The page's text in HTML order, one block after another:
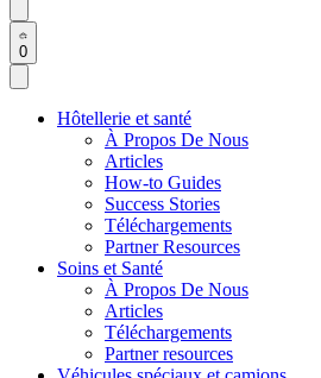
0
Hôtellerie et santé
À Propos De Nous
Articles
How-to Guides
Success Stories
Téléchargements
Partner Resources
Soins et Santé
À Propos De Nous
Articles
Téléchargements
Partner resources